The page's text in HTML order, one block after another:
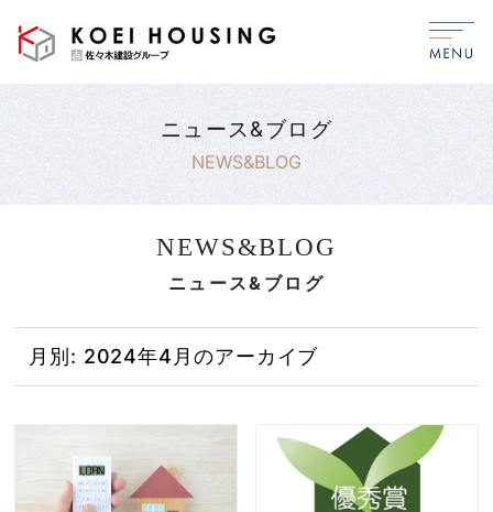
NEWS&BLOG
ニュース&ブログ
NEWS&BLOG
ニュース&ブログ
月別: 2024年4月のアーカイブ